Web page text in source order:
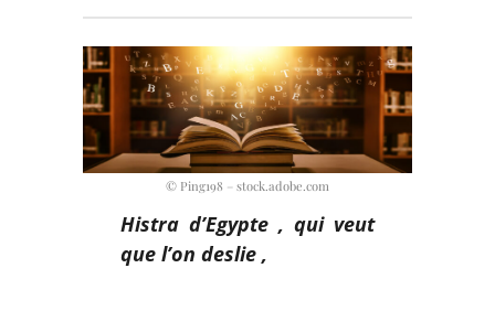
© Ping198 – stock.adobe.com
Histra d’Egypte , qui veut
que l’on deslie ,